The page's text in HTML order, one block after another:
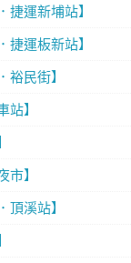
捷運新埔站】
捷運板新站】
裕民街】
站】
市】
頂溪站】